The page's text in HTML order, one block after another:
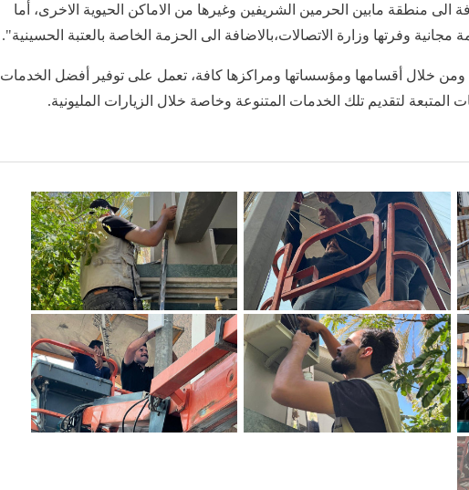
الى منطقة مابين الحرمين الشريفين وغيرها من الاماكن الحيوية الاخرى، أما
مجانية وفرتها وزارة الاتصالات،بالاضافة الى الحزمة الخاصة بالعتبة الحسينية".
ومن خلال أقسامها ومؤسساتها ومراكزها كافة، تعمل على توفير أفضل الخدمات
المتبعة لتقديم تلك الخدمات المتنوعة وخاصة خلال الزيارات المليونية.